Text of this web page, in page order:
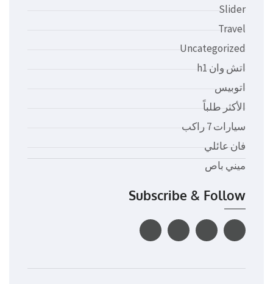
Slider
Travel
Uncategorized
اتش وان h1
اتوبيس
الأكثر طلباً
سيارات 7 راكب
فان عائلي
ميني باص
Subscribe & Follow